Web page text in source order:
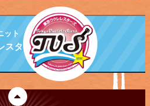
ット
スターズ